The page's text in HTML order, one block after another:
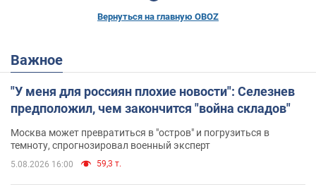
Вернуться на главную OBOZ
Важное
"У меня для россиян плохие новости": Селезнев
предположил, чем закончится "война складов"
Москва может превратиться в "остров" и погрузиться в
темноту, спрогнозировал военный эксперт
5.08.2026 16:00 59,3 т.